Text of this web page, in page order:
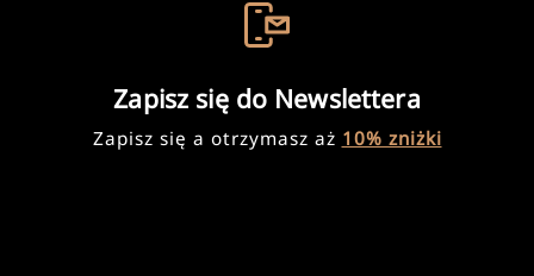
Zapisz się do Newslettera
Zapisz się a otrzymasz aż 10% zniżki